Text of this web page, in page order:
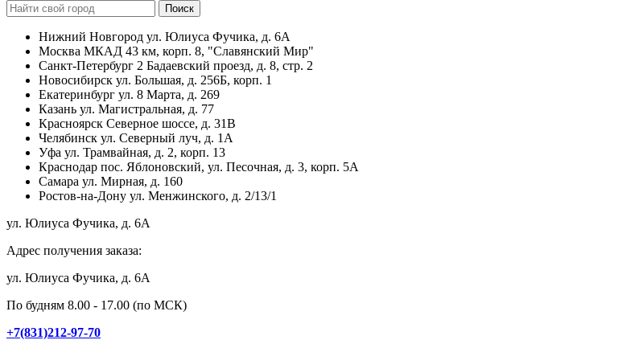
Поиск
Нижний Новгород ул. Юлиуса Фучика, д. 6А
Москва МКАД 43 км, корп. 8, "Славянский Мир"
Санкт-Петербург 2 Бадаевский проезд, д. 8, стр. 2
Новосибирск ул. Большая, д. 256Б, корп. 1
Екатеринбург ул. 8 Марта, д. 269
Казань ул. Магистральная, д. 77
Красноярск Северное шоссе, д. 31В
Челябинск ул. Северный луч, д. 1А
Уфа ул. Трамвайная, д. 2, корп. 13
Краснодар пос. Яблоновский, ул. Песочная, д. 3, корп. 5А
Самара ул. Мирная, д. 160
Ростов-на-Дону ул. Менжинского, д. 2/13/1
ул. Юлиуса Фучика, д. 6А
Адрес получения заказа:
ул. Юлиуса Фучика, д. 6А
По будням 8.00 - 17.00 (по МСК)
+7(831)212-97-70